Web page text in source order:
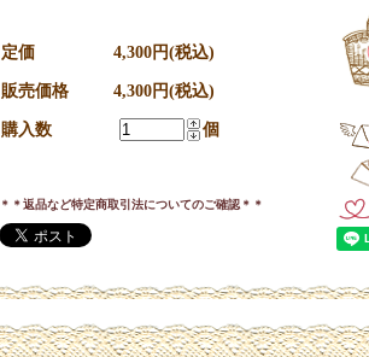
定価 4,300円(税込)
販売価格 4,300円(税込)
購入数 個
＊＊返品など特定商取引法についてのご確認＊＊